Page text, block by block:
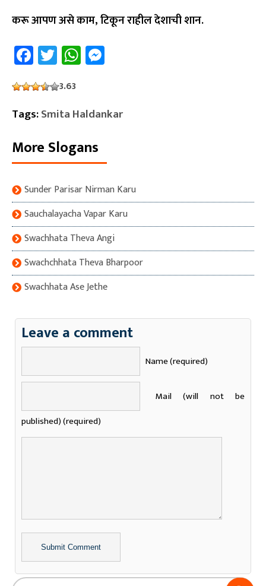
करू आपण असे काम, टिकून राहील देशाची शान.
Facebook
TwitterWhatsApp
3.63
Tags:Smita Haldankar
More Slogans
Sunder Parisar Nirman Karu
Sauchalayacha Vapar Karu
Swachhata Theva Angi
Swachchhata Theva Bharpoor
Swachhata Ase Jethe
Leave a comment
Name (required)
Mail (will not be
published) (required)
Alternative: